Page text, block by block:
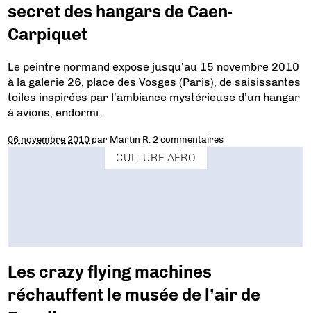
secret des hangars de Caen-
Carpiquet
Le peintre normand expose jusqu’au 15 novembre 2010
à la galerie 26, place des Vosges (Paris), de saisissantes
toiles inspirées par l’ambiance mystérieuse d’un hangar
à avions, endormi.
06 novembre 2010 par Martin R. 2 commentaires
CULTURE AÉRO
Les crazy flying machines
réchauffent le musée de l’air de